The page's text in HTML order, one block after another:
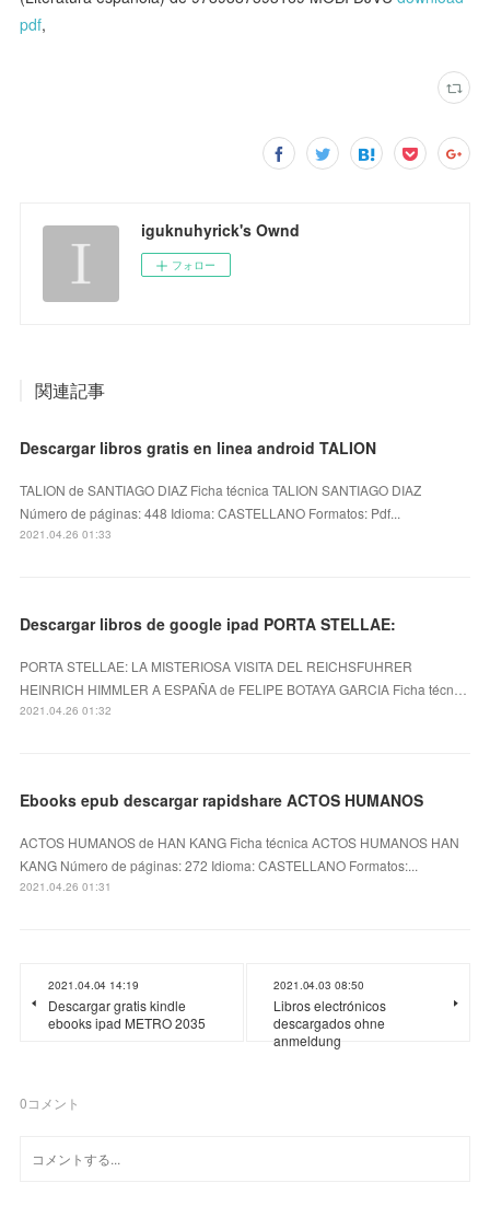
pdf,
iguknuhyrick's Ownd
フォロー
関連記事
Descargar libros gratis en linea android TALION
TALION de SANTIAGO DIAZ Ficha técnica TALION SANTIAGO DIAZ
Número de páginas: 448 Idioma: CASTELLANO Formatos: Pdf...
2021.04.26 01:33
Descargar libros de google ipad PORTA STELLAE:
PORTA STELLAE: LA MISTERIOSA VISITA DEL REICHSFUHRER
HEINRICH HIMMLER A ESPAÑA de FELIPE BOTAYA GARCIA Ficha técn…
2021.04.26 01:32
Ebooks epub descargar rapidshare ACTOS HUMANOS
ACTOS HUMANOS de HAN KANG Ficha técnica ACTOS HUMANOS HAN
KANG Número de páginas: 272 Idioma: CASTELLANO Formatos:...
2021.04.26 01:31
2021.04.04 14:19
Descargar gratis kindle
ebooks ipad METRO 2035
2021.04.03 08:50
Libros electrónicos
descargados ohne
anmeldung
0コメント